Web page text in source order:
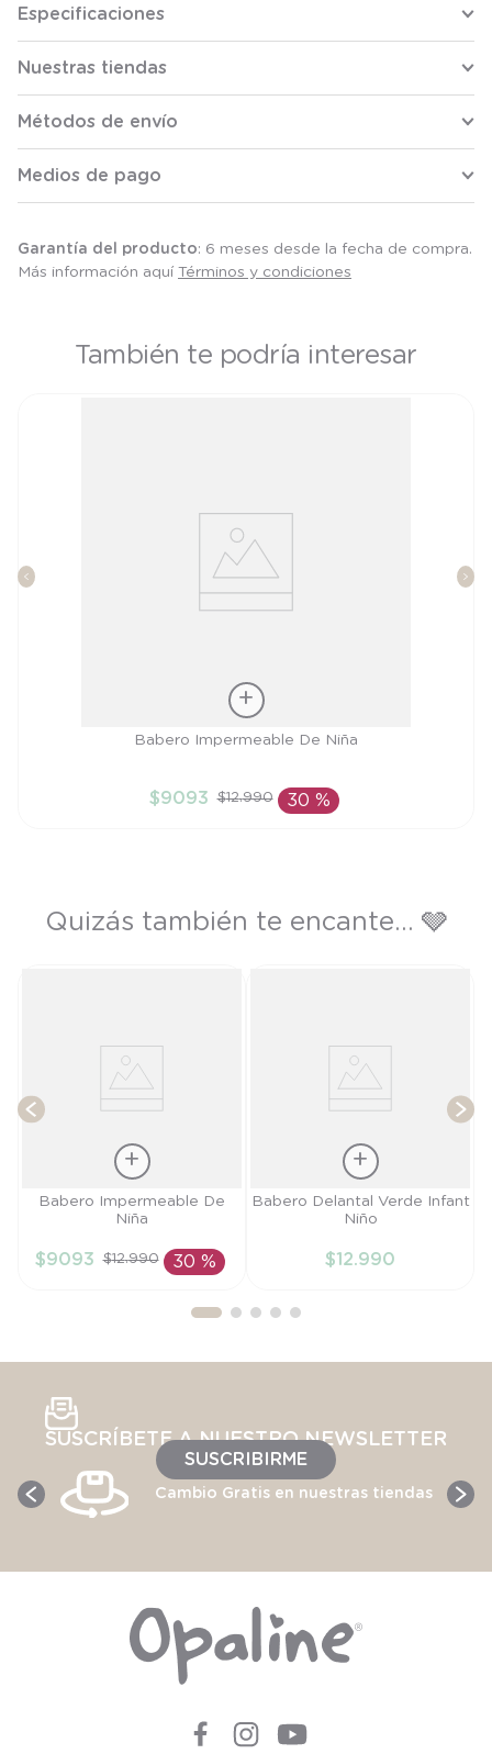
Especificaciones
Nuestras tiendas
Métodos de envío
Medios de pago
Garantía del producto: 6 meses desde la fecha de compra.
Más información aquí Términos y condiciones
También te podría interesar
AÑADIR AL CARRITO
Babero Impermeable De Niña
$9093 $12.990 30 %
Quizás también te encante... 🩶
Talla
AÑADIR AL
Babero Impermeable De
Niña
$9093 $12.990 30 %
Talla
Babero Delantal Verde Infant
Niño
$12.990
SUSCRÍBETE A NUESTRO NEWSLETTER
SUSCRIBIRME
Cambio Gratis en nuestras tiendas